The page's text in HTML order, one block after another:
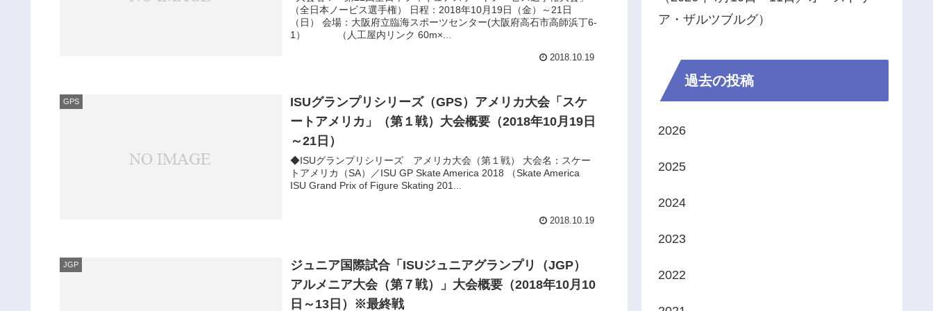
（全日本ノービス選手権） 日程：2018年10月19日（金）～21日
（日） 会場：大阪府立臨海スポーツセンター(大阪府高石市高師浜丁6-
1） （人工屋内リンク 60m×...
2018.10.19
GPS
ISUグランプリシリーズ（GPS）アメリカ大会「スケ
ートアメリカ」（第１戦）大会概要（2018年10月19日
～21日）
◆ISUグランプリシリーズ アメリカ大会（第１戦） 大会名：スケー
トアメリカ（SA）／ISU GP Skate America 2018 （Skate America
ISU Grand Prix of Figure Skating 201...
2018.10.19
JGP
ジュニア国際試合「ISUジュニアグランプリ（JGP）
アルメニア大会（第７戦）」大会概要（2018年10月10
日～13日）※最終戦
ア・ザルツブルグ）
過去の投稿
2026
2025
2024
2023
2022